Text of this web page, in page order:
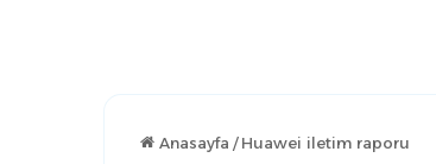
Anasayfa / Huawei iletim raporu